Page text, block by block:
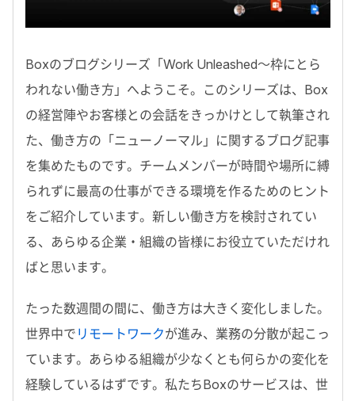
Boxのブログシリーズ「Work Unleashed〜枠にとら
われない働き方」へようこそ。このシリーズは、Box
の経営陣やお客様との会話をきっかけとして執筆され
た、働き方の「ニューノーマル」に関するブログ記事
を集めたものです。チームメンバーが時間や場所に縛
られずに最高の仕事ができる環境を作るためのヒント
をご紹介しています。新しい働き方を検討されてい
る、あらゆる企業・組織の皆様にお役立ていただけれ
ばと思います。
たった数週間の間に、働き方は大きく変化しました。
世界中で リモートワークが進み、業務の分散が起こっ
ています。あらゆる組織が少なくとも何らかの変化を
経験しているはずです。私たちBoxのサービスは、世